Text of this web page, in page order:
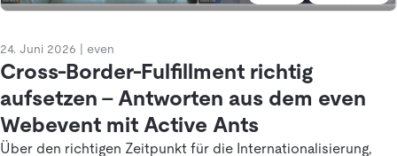
24. Juni 2026 even
Cross-Border-Fulfillment richtig
aufsetzen – Antworten aus dem even
Webevent mit Active Ants
Über den richtigen Zeitpunkt für die Internationalisierung,